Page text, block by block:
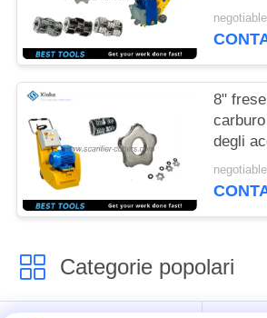
parti di
messa
8"
degli
messa
Categorie popolari